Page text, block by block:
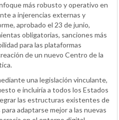
más robusto y operativo en
a injerencias externas y
aprobado el 23 de junio,
obligatorias, sanciones más
para las plataformas
de un nuevo Centro de la
una legislación vinculante,
e incluiría a todos los Estados
las estructuras existentes de
adaptarse mejor a las nuevas